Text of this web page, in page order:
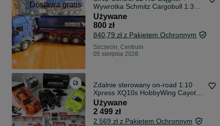
Dostawa gratis
Wywrotka Schmitz Cargobull 1:32
Pilot Stan BDB
Używane
800 zł
840,79 zł z Pakietem Ochronnym
Szczecin, Centrum
05 sierpnia 2026
Zdalnie sterowany on-road 1:10
Xpress XQ10s HobbyWing Cayote
GensAce LiHV 2S Stock
Używane
2 499 zł
2 569 zł z Pakietem Ochronnym